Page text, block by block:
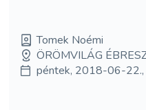
Tomek Noémi
ÖRÖMVILÁG
péntek, 2018-06-